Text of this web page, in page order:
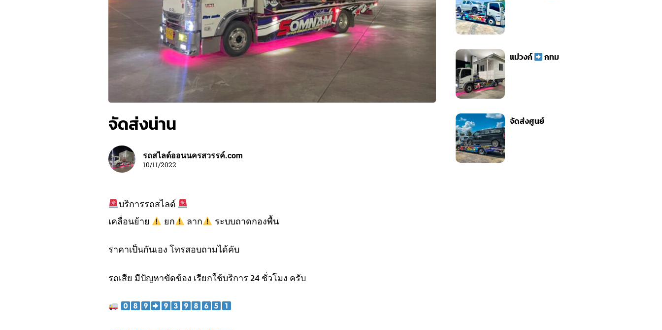
จัดส่งน่าน
รถสไลด์ออนนครสวรรค์.com
10/11/2022
บริการรถสไลด์
เคลื่อนย้าย
ยก ลาก ระบบถาดกองพื้น
ราคาเป็นกันเอง โทรสอบถามได้คับ
รถเสีย มีปัญหาขัดข้อง เรียกใช้บริการ 24 ชั่วโมง ครับ
แม่วงก์ กทม
จัดส่งศูนย์